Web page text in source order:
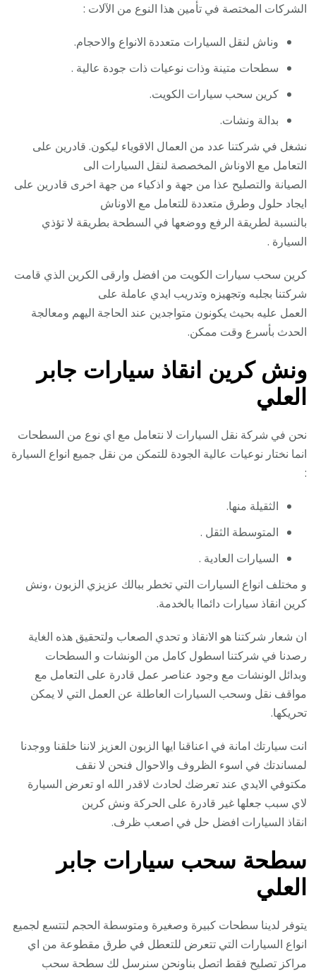
الشركات المختصة في تأمين هذا النوع من الآلات :
وناش لنقل السيارات متعددة الانواع والاحجام.
سطحات متينة وذات نوعيات ذات جودة عالية .
كرين سحب سيارات الكويت.
بدالة ونشات.
نشغل في شركتنا عدد من العمال الاقوياء ليكون. قادرين على
التعامل مع الاوناش المخصصة لنقل السيارات الى
الصيانة والتصليح عذا من جهة و اذكياء من جهة اخرى قادرين على
ايجاد حلول وطرق متعددة للتعامل مع الاوناش
بالنسبة لطريقة الرفع ووضعها في السطحة بطريقة لا تؤذي
السيارة .
كرين سحب سيارات الكويت من افضل وارقى الكرين الذي قامت
شركتنا بجلبه وتجهيزه وتدريب ايدي عاملة على
العمل عليه بحيث يكونون متواجدين عند الحاجة اليهم ومعالجة
الحدث بأسرع وقت ممكن.
ونش كرين انقاذ سيارات جابر
العلي
نحن في شركة نقل السيارات لا نتعامل مع اي نوع من السطحات
انما نختار نوعيات عالية الجودة للتمكن من نقل جميع انواع السيارة
:
الثقيلة منها.
المتوسطة الثقل .
السيارات العادية .
و مختلف انواع السيارات التي تخطر ببالك عزيزي الزبون ،ونش
كرين انقاذ سيارات دائماا بالخدمة.
ان شعار شركتنا هو الانقاذ و تحدي الصعاب ولتحقيق هذه الغاية
رصدنا في شركتنا اسطول كامل من الونشات و السطحات
وبدائل الونشات مع وجود عناصر عمل قادرة على التعامل مع
مواقف نقل وسحب السيارات العاطلة عن العمل التي لا يمكن
تحريكها.
انت سيارتك امانة في اعناقنا ايها الزبون العزيز لاننا خلقنا ووجدنا
لمساندتك في اسوء الظروف والاحوال فنحن لا نقف
مكتوفي الايدي عند تعرضك لحادث لاقدر الله او تعرض السيارة
لاي سبب جعلها غير قادرة على الحركة ونش كرين
انقاذ السيارات افضل حل في اصعب ظرف.
سطحة سحب سيارات جابر
العلي
يتوفر لدينا سطحات كبيرة وصغيرة ومتوسطة الحجم لتتسع لجميع
انواع السيارات التي تتعرض للتعطل في طرق مقطوعة من اي
مراكز تصليح فقط اتصل بناونحن سنرسل لك سطحة سحب